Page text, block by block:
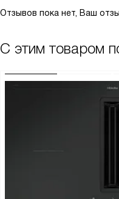
Отзывов пока нет, Ваш
С этим товаром